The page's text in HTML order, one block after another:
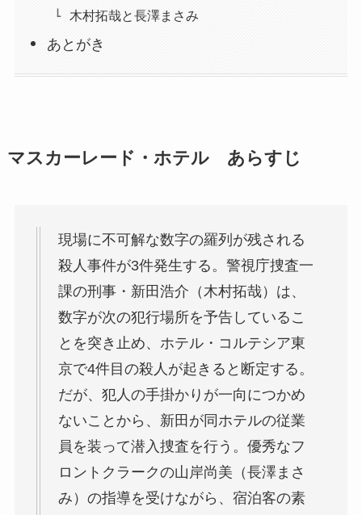
木村拓哉と長澤まさみ
あとがき
マスカーレード・ホテル あらすじ
現場に不可解な数字の羅列が残される
殺人事件が3件発生する。警視庁捜査一
課の刑事・新田浩介（木村拓哉）は、
数字が次の犯行場所を予告しているこ
とを突き止め、ホテル・コルテシア東
京で4件目の殺人が起きると断定する。
だが、犯人の手掛かりが一向につかめ
ないことから、新田が同ホテルの従業
員を装って潜入捜査を行う。優秀なフ
ロントクラークの山岸尚美（長澤まさ
み）の指導を受けながら、宿泊客の素